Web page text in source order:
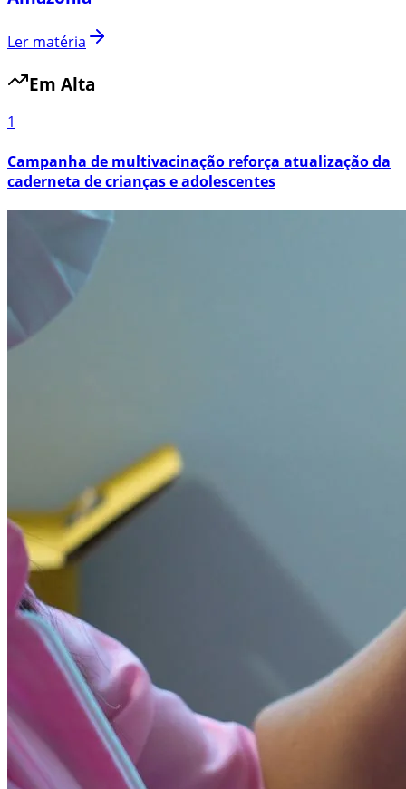
Ler matéria
Em Alta
1
Campanha de multivacinação reforça atualização da
caderneta de crianças e adolescentes